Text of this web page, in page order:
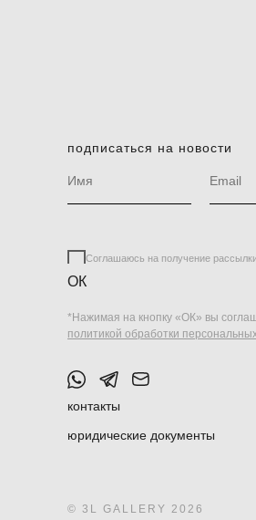
подписаться на новости
© 3L GALLERY 2026
Соглашаюсь на получение
ОК
контакты
юридические документы
*Нажимая на кнопку «ОК» вы
политикой обработки